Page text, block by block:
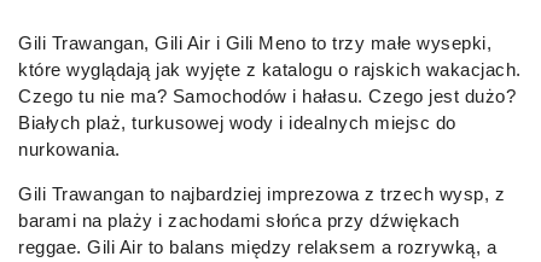
Gili Trawangan, Gili Air i Gili Meno to trzy małe wysepki,
które wyglądają jak wyjęte z katalogu o rajskich wakacjach.
Czego tu nie ma? Samochodów i hałasu. Czego jest dużo?
Białych plaż, turkusowej wody i idealnych miejsc do
nurkowania.
Gili Trawangan to najbardziej imprezowa z trzech wysp, z
barami na plaży i zachodami słońca przy dźwiękach
reggae. Gili Air to balans między relaksem a rozrywką, a